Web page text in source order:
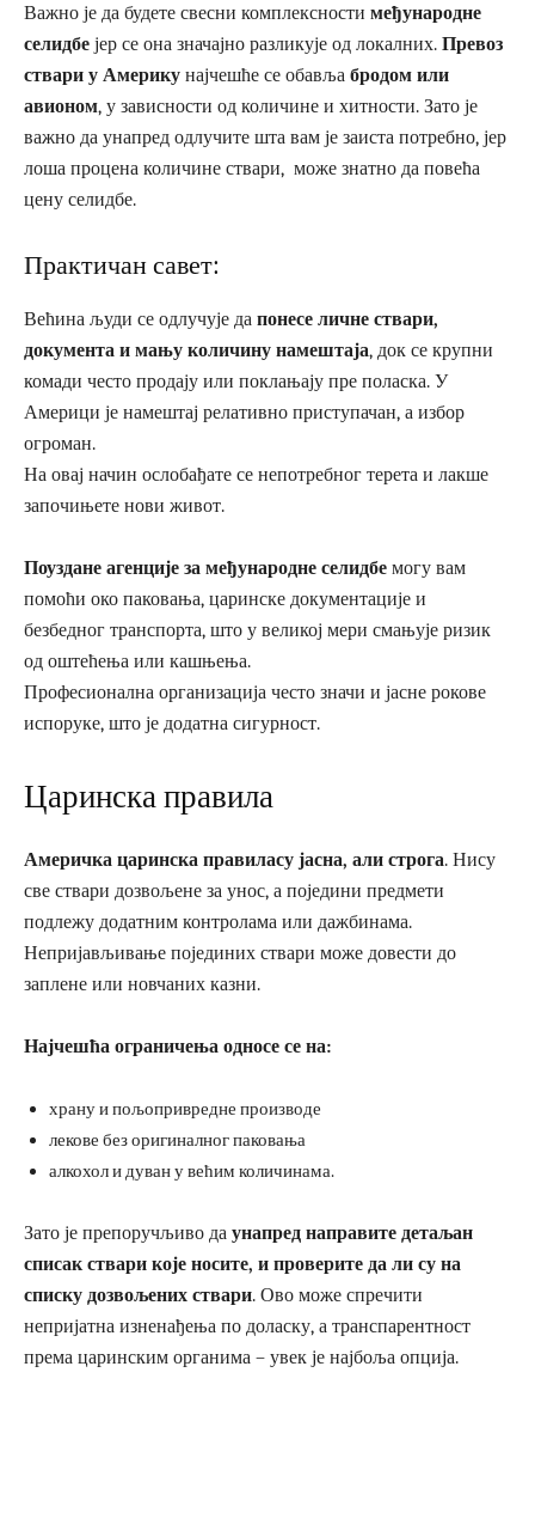
Важно је да будете свесни комплексности међународне
селидбе јер се она значајно разликује од локалних. Превоз
ствари у Америку најчешће се обавља бродом или
авионом, у зависности од количине и хитности. Зато је
важно да унапред одлучите шта вам је заиста потребно, јер
лоша процена количине ствари, може знатно да повећа
цену селидбе.
Практичан савет:
Већина људи се одлучује да понесе личне ствари,
документа и мању количину намештаја, док се крупни
комади често продају или поклањају пре поласка. У
Америци је намештај релативно приступачан, а избор
огроман.
На овај начин ослобађате се непотребног терета и лакше
започињете нови живот.
Поуздане агенције за међународне селидбе могу вам
помоћи око паковања, царинске документације и
безбедног транспорта, што у великој мери смањује ризик
од оштећења или кашњења.
Професионална организација често значи и јасне рокове
испоруке, што је додатна сигурност.
Царинска правила
Америчка царинска правиласу јасна, али строга. Нису
све ствари дозвољене за унос, а поједини предмети
подлежу додатним контролама или дажбинама.
Непријављивање појединих ствари може довести до
заплене или новчаних казни.
Најчешћа ограничења односе се на:
храну и пољопривредне производе
лекове без оригиналног паковања
алкохол и дуван у већим количинама.
Зато је препоручљиво да унапред направите детаљан
списак ствари које носите, и проверите да ли су на
списку дозвољених ствари. Ово може спречити
непријатна изненађења по доласку, а транспарентност
према царинским органима – увек је најбоља опција.